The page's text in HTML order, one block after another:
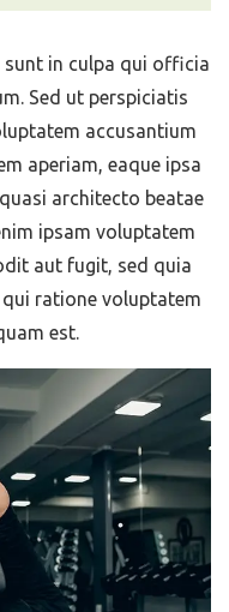
in culpa qui officia
Sed ut perspiciatis
accusantium
aperiam, eaque ipsa
architecto beatae
ipsam voluptatem
aut fugit, sed quia
ratione voluptatem
est.